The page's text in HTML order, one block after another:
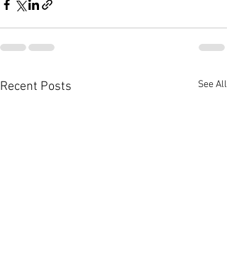
Recent Posts See All